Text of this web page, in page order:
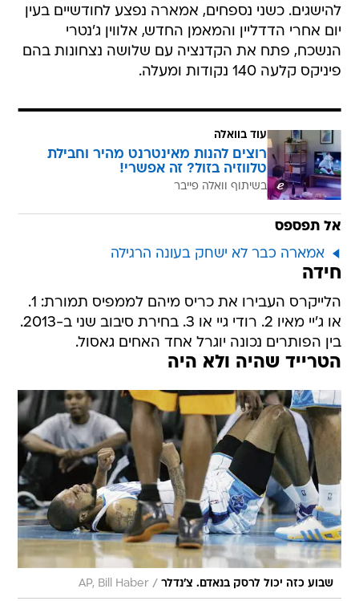
להישגים. כשני נספחים, אמארה נפצע לחודשיים בעין
יום אחרי הדדליין והמאמן החדש, אלווין ג'נטרי
הנשכח, פתח את הקדנציה עם שלושה נצחונות בהם
פיניקס קלעה 140 נקודות ומעלה.
עוד בוואלה
רוצים להנות מאינטרנט מהיר וחבילת
טלווזיה בזול? זה אפשרי!
בשיתוף וואלה פייבר
אל תפספס
אמארה כבר לא ישחק בעונה הרגילה
חידה
הלייקרס העבירו את כריס מיהם לממפיס תמורת: 1.
או ג'יי מאיו 2. רודי גיי או 3. בחירת סיבוב שני ב-2013.
בין הפותרים נכונה יוגרל אחד האחים גאסול.
הטרייד שהיה ולא היה
שבוע כזה יכול לרסק בנאדם. צ'נדלר /
AP, Bill Haber